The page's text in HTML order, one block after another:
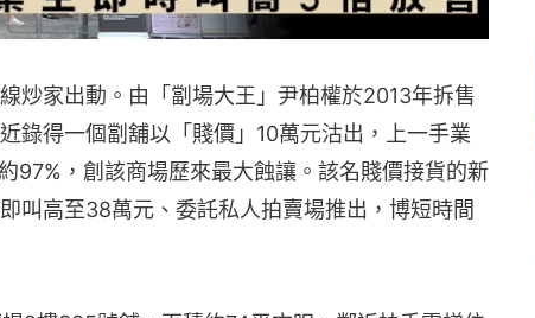
炒家出動。由「劏場大王」尹柏權於2013年拆售
錄得一個劏舖以「賤價」10萬元沽出，上一手業
97%，創該商場歷來最大蝕讓。該名賤價接貨的新
叫高至38萬元、委託私人拍賣場推出，博短時間